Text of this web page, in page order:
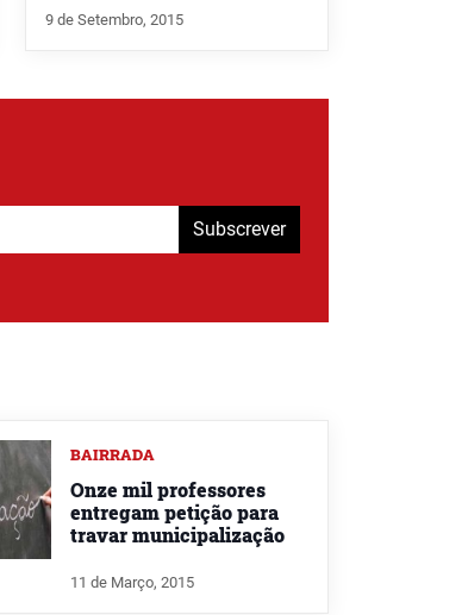
9 de Setembro, 2015
Subscrever
BAIRRADA
Onze mil professores
entregam petição para
travar municipalização
11 de Março, 2015